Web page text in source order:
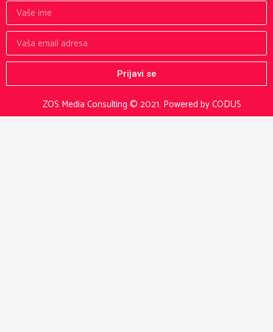
ZOS Media Consulting © 2021. Powered by CODUS
Prijavi se